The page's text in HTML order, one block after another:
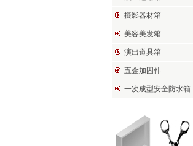
摄影器材箱
美容美发箱
演出道具箱
五金加固件
一次成型安全防水箱